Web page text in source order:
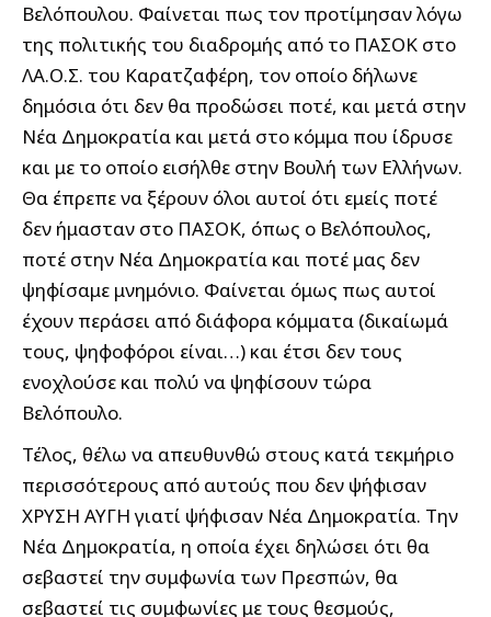
Βελόπουλου. Φαίνεται πως τον προτίμησαν λόγω
της πολιτικής του διαδρομής από το ΠΑΣΟΚ στο
ΛΑ.Ο.Σ. του Καρατζαφέρη, τον οποίο δήλωνε
δημόσια ότι δεν θα προδώσει ποτέ, και μετά στην
Νέα Δημοκρατία και μετά στο κόμμα που ίδρυσε
και με το οποίο εισήλθε στην Βουλή των Ελλήνων.
Θα έπρεπε να ξέρουν όλοι αυτοί ότι εμείς ποτέ
δεν ήμασταν στο ΠΑΣΟΚ, όπως ο Βελόπουλος,
ποτέ στην Νέα Δημοκρατία και ποτέ μας δεν
ψηφίσαμε μνημόνιο. Φαίνεται όμως πως αυτοί
έχουν περάσει από διάφορα κόμματα (δικαίωμά
τους, ψηφοφόροι είναι…) και έτσι δεν τους
ενοχλούσε και πολύ να ψηφίσουν τώρα
Βελόπουλο.
Τέλος, θέλω να απευθυνθώ στους κατά τεκμήριο
περισσότερους από αυτούς που δεν ψήφισαν
ΧΡΥΣΗ ΑΥΓΗ γιατί ψήφισαν Νέα Δημοκρατία. Την
Νέα Δημοκρατία, η οποία έχει δηλώσει ότι θα
σεβαστεί την συμφωνία των Πρεσπών, θα
σεβαστεί τις συμφωνίες με τους θεσμούς,